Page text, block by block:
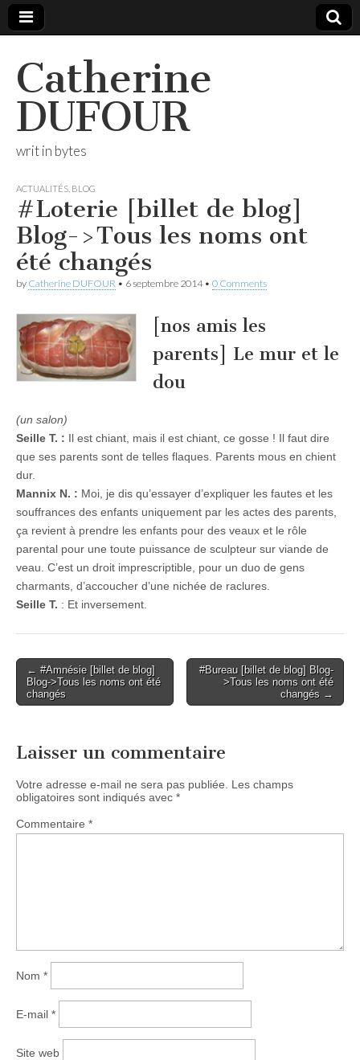
Catherine
DUFOUR
writ in bytes
ACTUALITÉS BLOG
#Loterie [billet de blog]
Blog->Tous les noms ont
été changés
by Catherine DUFOUR • 6 septembre 2014• 0 Comments
[nos amis les
parents] Le mur et le
dou
(un salon)
Seille T. : Il est chiant, mais il est chiant, ce gosse ! Il faut dire
que ses parents sont de telles flaques. Parents mous en chient
dur.
Mannix N. : Moi, je dis qu’essayer d’expliquer les fautes et les
souffrances des enfants uniquement par les actes des parents,
ça revient à prendre les enfants pour des veaux et le rôle
parental pour une toute puissance de sculpteur sur viande de
veau. C’est un droit imprescriptible, pour un duo de gens
charmants, d’accoucher d’une nichée de raclures.
Seille T. : Et inversement.
Post
navigation
← #Amnésie [billet de blog]
Blog->Tous les noms ont été
changés
#Bureau [billet de blog] Blog-
>Tous les noms ont été
changés →
Laisser un commentaire
Votre adresse e-mail ne sera pas publiée.
Les champs
obligatoires sont indiqués avec *
Commentaire *
Nom *
E-mail *
Site web